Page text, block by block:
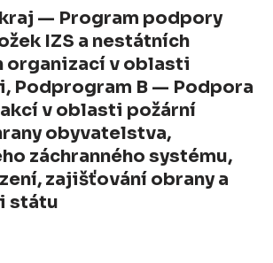
— Program podpory
IZS a nestátních
organizací v oblasti
Podprogram B — Podpora
v oblasti požární
obyvatelstva,
záchranného systému,
zajišťování obrany a
státu